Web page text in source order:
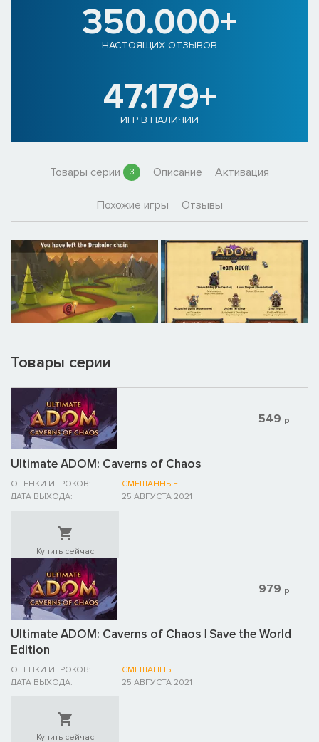
350.000+
НАСТОЯЩИХ ОТЗЫВОВ
47.179+
ИГР В НАЛИЧИИ
Товары серии 3 Описание Активация
Похожие игры Отзывы
Товары серии
Ultimate ADOM: Caverns of Chaos
ОЦЕНКИ ИГРОКОВ:
СМЕШАННЫЕ
ДАТА ВЫХОДА:
25 АВГУСТА 2021
549 р
Купить сейчас
Ultimate ADOM: Caverns of Chaos | Save the World
Edition
ОЦЕНКИ ИГРОКОВ:
СМЕШАННЫЕ
ДАТА ВЫХОДА:
25 АВГУСТА 2021
979 р
Купить сейчас